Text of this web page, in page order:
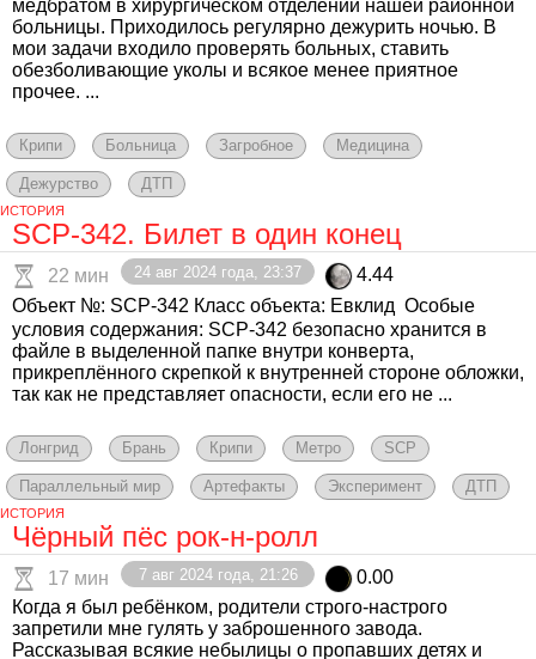
медбратом в хирургическом отделении нашей районной
больницы. Приходилось регулярно дежурить ночью. В
мои задачи входило проверять больных, ставить
обезболивающие уколы и всякое менее приятное
прочее. ...
Крипи Больница Загробное Медицина
Дежурство ДТП
ИСТОРИЯ
SCP-342. Билет в один конец
22 мин 24 авг 2024 года, 23:37
4.44
Объект №: SCP-342 Класс объекта: Евклид ㅤ Особые
условия содержания: SCP-342 безопасно хранится в
файле в выделенной папке внутри конверта,
прикреплённого скрепкой к внутренней стороне обложки,
так как не представляет опасности, если его не ...
Лонгрид Брань Крипи Метро SCP
Параллельный мир Артефакты Эксперимент ДТП
ИСТОРИЯ
Чёрный пёс рок-н-ролл
17 мин 7 авг 2024 года, 21:26
0.00
Когда я был ребёнком, родители строго-настрого
запретили мне гулять у заброшенного завода.
Рассказывая всякие небылицы о пропавших детях и